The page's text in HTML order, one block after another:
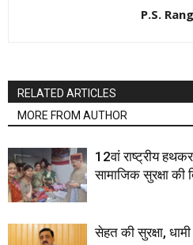
P.S.
RELATED ARTICLES
MORE FROM AUTHOR
12वां राष्ट्रीय
सामाजिक सुरक्षा की
सेहत की सुरक्षा,